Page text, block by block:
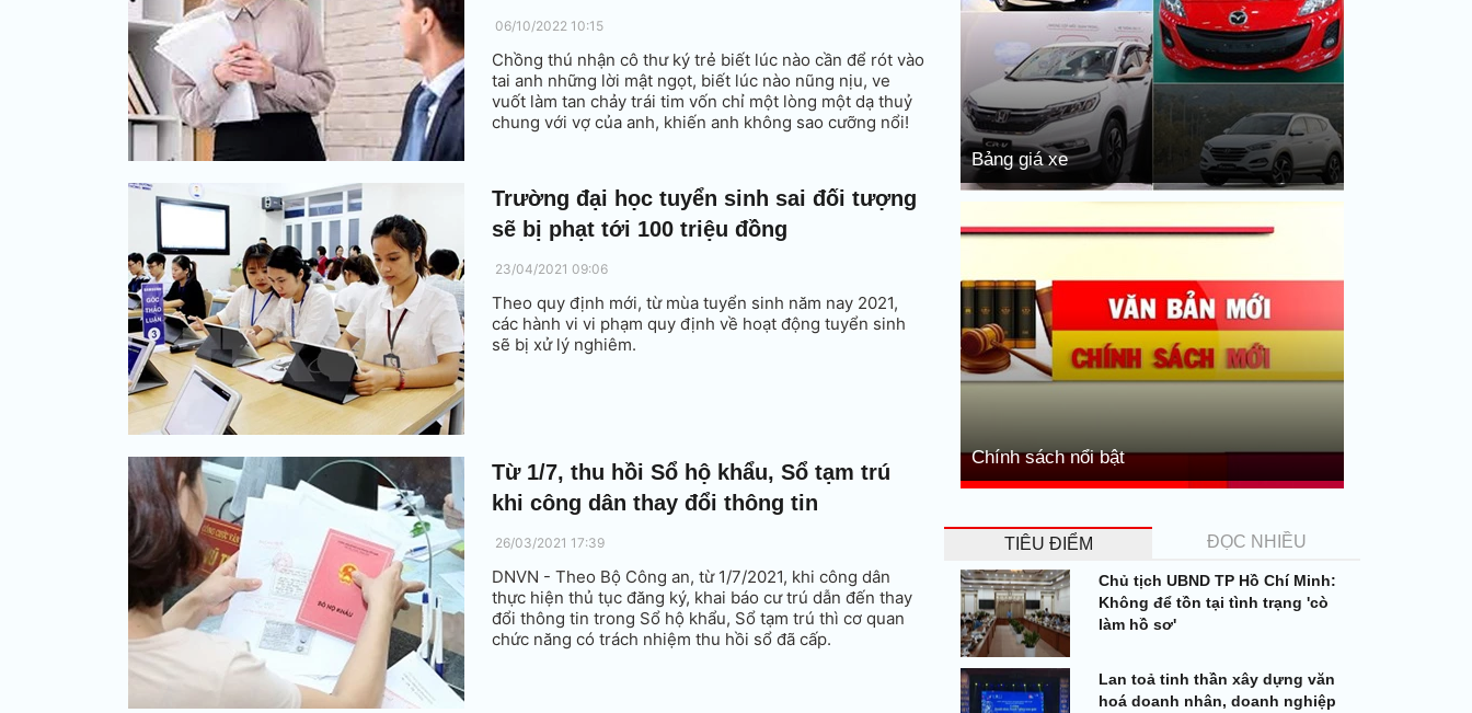
06/10/2022 10:15
Chồng thú nhận cô thư ký trẻ biết lúc nào cần để rót vào
tai anh những lời mật ngọt, biết lúc nào nũng nịu, ve
vuốt làm tan chảy trái tim vốn chỉ một lòng một dạ thuỷ
chung với vợ của anh, khiến anh không sao cưỡng nổi!
Trường đại học tuyển sinh sai đối tượng
sẽ bị phạt tới 100 triệu đồng
23/04/2021 09:06
Theo quy định mới, từ mùa tuyển sinh năm nay 2021,
các hành vi vi phạm quy định về hoạt động tuyển sinh
sẽ bị xử lý nghiêm.
Từ 1/7, thu hồi Sổ hộ khẩu, Sổ tạm trú
khi công dân thay đổi thông tin
26/03/2021 17:39
DNVN - Theo Bộ Công an, từ 1/7/2021, khi công dân
thực hiện thủ tục đăng ký, khai báo cư trú dẫn đến thay
đổi thông tin trong Sổ hộ khẩu, Sổ tạm trú thì cơ quan
chức năng có trách nhiệm thu hồi sổ đã cấp.
Bảng giá xe
Chính sách nổi bật
TIÊU ĐIỂM ĐỌC NHIỀU
Chủ tịch UBND TP Hồ Chí Minh:
Không để tồn tại tình trạng 'cò
làm hồ sơ'
Lan toả tinh thần xây dựng văn
hoá doanh nhân, doanh nghiệp